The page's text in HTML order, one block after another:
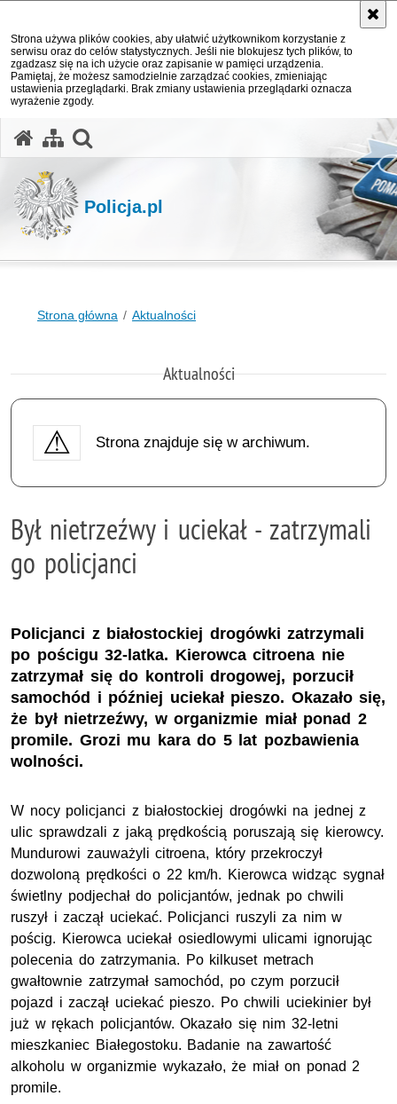
Strona używa plików cookies, aby ułatwić użytkownikom korzystanie z
serwisu oraz do celów statystycznych. Jeśli nie blokujesz tych plików, to
zgadzasz się na ich użycie oraz zapisanie w pamięci urządzenia.
Pamiętaj, że możesz samodzielnie zarządzać cookies, zmieniając
ustawienia przeglądarki. Brak zmiany ustawienia przeglądarki oznacza
wyrażenie zgody.
Policja.pl
Strona główna Aktualności
Aktualności
Strona znajduje się w archiwum.
Był nietrzeźwy i uciekał - zatrzymali
go policjanci
Policjanci z białostockiej drogówki zatrzymali
po pościgu 32-latka. Kierowca citroena nie
zatrzymał się do kontroli drogowej, porzucił
samochód i później uciekał pieszo. Okazało się,
że był nietrzeźwy, w organizmie miał ponad 2
promile. Grozi mu kara do 5 lat pozbawienia
wolności.
W nocy policjanci z białostockiej drogówki na jednej z
ulic sprawdzali z jaką prędkością poruszają się kierowcy.
Mundurowi zauważyli citroena, który przekroczył
dozwoloną prędkości o 22 km/h. Kierowca widząc sygnał
świetlny podjechał do policjantów, jednak po chwili
ruszył i zaczął uciekać. Policjanci ruszyli za nim w
pościg. Kierowca uciekał osiedlowymi ulicami ignorując
polecenia do zatrzymania. Po kilkuset metrach
gwałtownie zatrzymał samochód, po czym porzucił
pojazd i zaczął uciekać pieszo. Po chwili uciekinier był
już w rękach policjantów. Okazało się nim 32-letni
mieszkaniec Białegostoku. Badanie na zawartość
alkoholu w organizmie wykazało, że miał on ponad 2
promile.